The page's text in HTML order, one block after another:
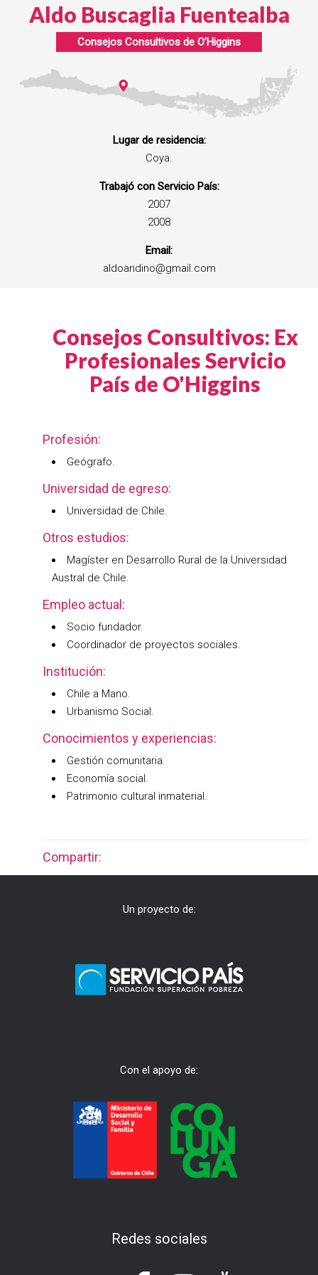
Aldo Buscaglia Fuentealba
Consejos Consultivos de O’Higgins
Lugar de residencia:
Coya.
Trabajó con Servicio País:
2007
2008
Email:
aldoandino@gmail.com
Consejos Consultivos: Ex
Profesionales Servicio
País de O'Higgins
Profesión:
Geógrafo.
Universidad de egreso:
Universidad de Chile.
Otros estudios:
Magíster en Desarrollo Rural de la Universidad
Austral de Chile.
Empleo actual:
Socio fundador.
Coordinador de proyectos sociales.
Institución:
Chile a Mano.
Urbanismo Social.
Conocimientos y experiencias:
Gestión comunitaria.
Economía social.
Patrimonio cultural inmaterial.
Compartir:
Un proyecto de:
Con el apoyo de:
Redes sociales